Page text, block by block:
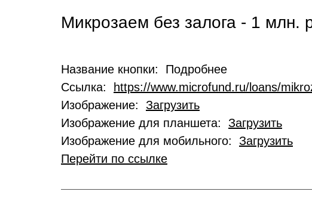
Микрозаем без залога - 1 млн.
Название кнопки: Подробнее
Ссылка:
https://www.microfund.ru/loans/
Изображение: Загрузить
Изображение для планшета: Загрузить
Изображение для мобильного: Загрузить
Перейти по ссылке